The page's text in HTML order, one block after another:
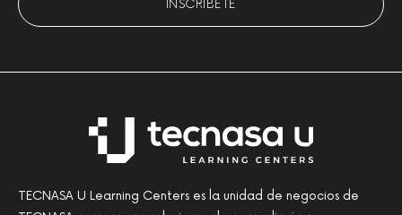
TECNASA U Learning Centers es la unidad de negocios de